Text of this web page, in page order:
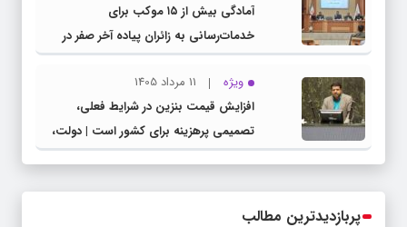
آمادگی بیش از ۱۵ موکب برای
خدمات‌رسانی به زائران پیاده آخر صفر در
شهرستان چناران
ویژه
11 مرداد 1405
افزایش قیمت بنزین در شرایط فعلی،
تصمیمی پرهزینه برای کشور است | دولت،
قاچاق سوخت و عوامل اصلی ناترازی را
پربازدیدترین مطالب